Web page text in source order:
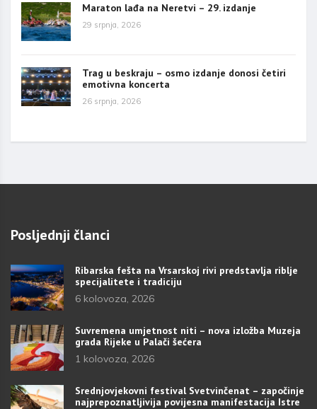
Maraton lađa na Neretvi – 29. izdanje
29 srpnja, 2026
Trag u beskraju – osmo izdanje donosi četiri
emotivna koncerta
26 srpnja, 2026
Posljednji članci
Ribarska fešta na Vrsarskoj rivi predstavlja riblje
specijalitete i tradiciju
6 kolovoza, 2026
Suvremena umjetnost niti – nova izložba Muzeja
grada Rijeke u Palači šećera
1 kolovoza, 2026
Srednjovjekovni festival Svetvinčenat – započinje
najprepoznatljivija povijesna manifestacija Istre